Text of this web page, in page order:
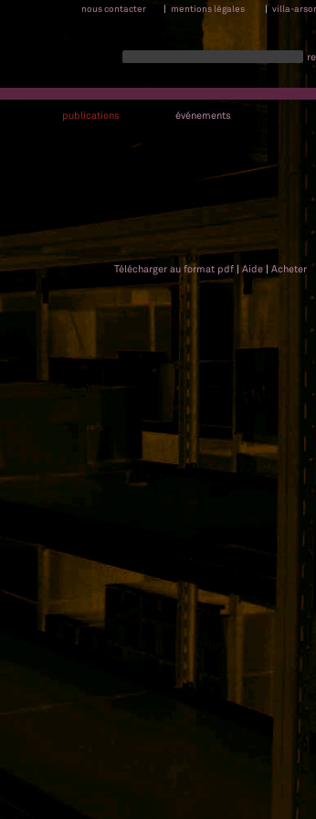
nous contacter | mentions légales | villa-
publications événements
Télécharger au format pdf |Aide|Acheter